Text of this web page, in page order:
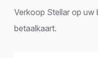
Verkoop Stellar op uw
betaalkaart.